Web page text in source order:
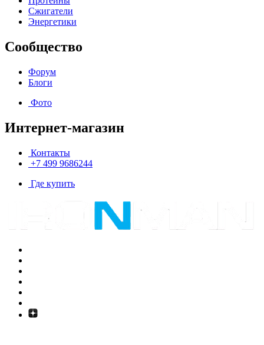
Сжигатели
Энергетики
Сообщество
Форум
Блоги
Фото
Интернет-магазин
Контакты
+7 499 9686244
Где купить